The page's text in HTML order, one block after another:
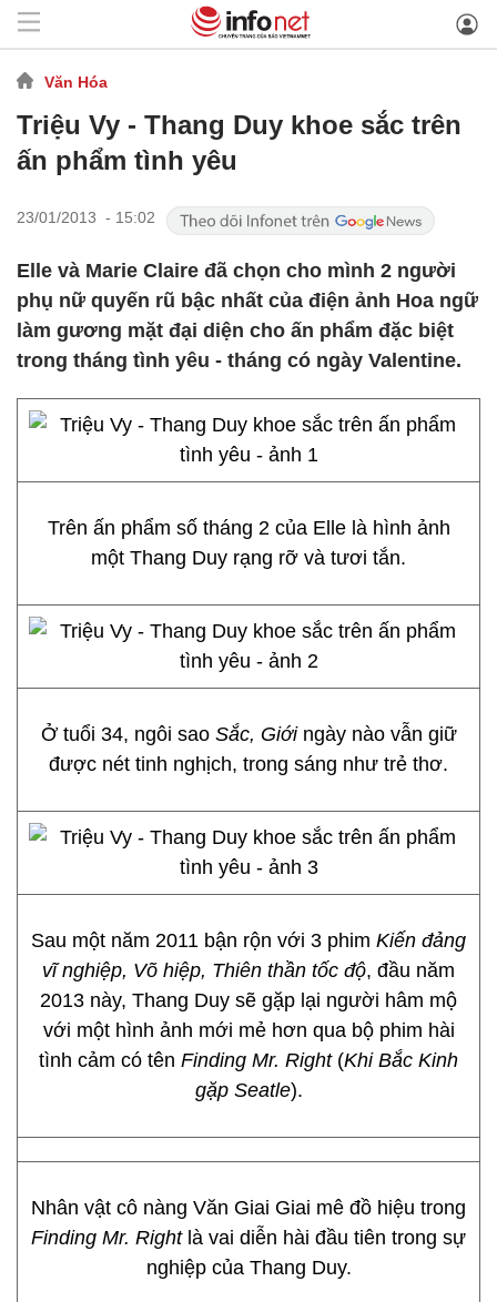
Văn Hóa
Triệu Vy - Thang Duy khoe sắc trên
ấn phẩm tình yêu
23/01/2013 - 15:02
Elle và Marie Claire đã chọn cho mình 2 người
phụ nữ quyến rũ bậc nhất của điện ảnh Hoa ngữ
làm gương mặt đại diện cho ấn phẩm đặc biệt
trong tháng tình yêu - tháng có ngày Valentine.
Trên ấn phẩm số tháng 2 của Elle là hình ảnh
một Thang Duy rạng rỡ và tươi tắn.
Ở tuổi 34, ngôi saoSắc, Giớingày nào vẫn giữ
được nét tinh nghịch, trong sáng như trẻ thơ.
Sau một năm 2011 bận rộn với 3 phim Kiến đảng
vĩ nghiệp, Võ hiệp, Thiên thần tốc độ, đầu năm
2013 này, Thang Duy sẽ gặp lại người hâm mộ
với một hình ảnh mới mẻ hơn qua bộ phim hài
tình cảm có tên Finding Mr. Right(Khi Bắc Kinh
gặp Seatle).
Nhân vật cô nàng Văn Giai Giai mê đồ hiệu trong
Finding Mr. Rightlà vai diễn hài đầu tiên trong sự
nghiệp của Thang Duy.